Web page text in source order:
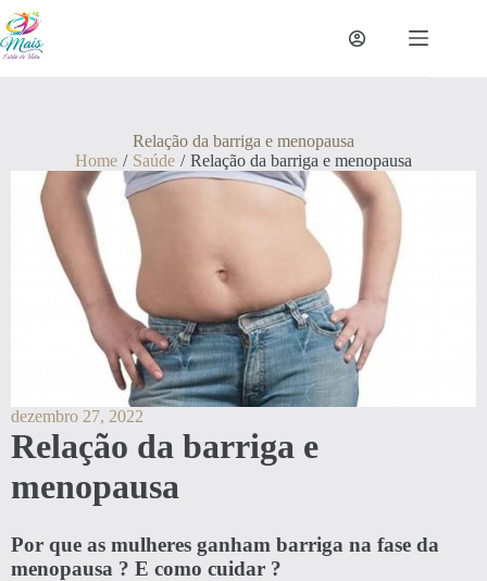
Relação da barriga e menopausa
Home / Saúde / Relação da barriga e menopausa
dezembro 27, 2022
Relação da barriga e
menopausa
Por que as mulheres ganham barriga na fase da
menopausa ? E como cuidar ?